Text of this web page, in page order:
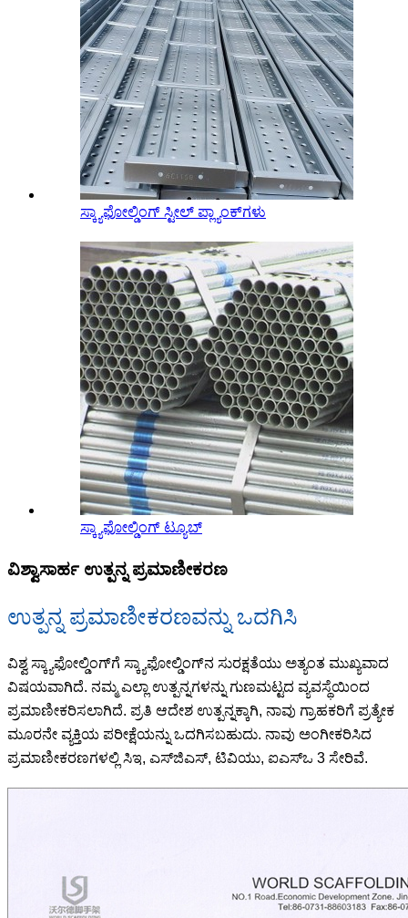
ಸ್ಕ್ಯಾಫೋಲ್ಡಿಂಗ್ ಸ್ಟೀಲ್ ಪ್ಲ್ಯಾಂಕ್‌ಗಳು
ಸ್ಕ್ಯಾಫೋಲ್ಡಿಂಗ್ ಟ್ಯೂಬ್
ವಿಶ್ವಾಸಾರ್ಹ ಉತ್ಪನ್ನ ಪ್ರಮಾಣೀಕರಣ
ಉತ್ಪನ್ನ ಪ್ರಮಾಣೀಕರಣವನ್ನು ಒದಗಿಸಿ
ವಿಶ್ವ ಸ್ಕ್ಯಾಫೋಲ್ಡಿಂಗ್‌ಗೆ ಸ್ಕ್ಯಾಫೋಲ್ಡಿಂಗ್‌ನ ಸುರಕ್ಷತೆಯು ಅತ್ಯಂತ ಮುಖ್ಯವಾದ
ವಿಷಯವಾಗಿದೆ. ನಮ್ಮ ಎಲ್ಲಾ ಉತ್ಪನ್ನಗಳನ್ನು ಗುಣಮಟ್ಟದ ವ್ಯವಸ್ಥೆಯಿಂದ
ಪ್ರಮಾಣೀಕರಿಸಲಾಗಿದೆ. ಪ್ರತಿ ಆದೇಶ ಉತ್ಪನ್ನಕ್ಕಾಗಿ, ನಾವು ಗ್ರಾಹಕರಿಗೆ ಪ್ರತ್ಯೇಕ
ಮೂರನೇ ವ್ಯಕ್ತಿಯ ಪರೀಕ್ಷೆಯನ್ನು ಒದಗಿಸಬಹುದು. ನಾವು ಅಂಗೀಕರಿಸಿದ
ಪ್ರಮಾಣೀಕರಣಗಳಲ್ಲಿ ಸಿಇ, ಎಸ್‌ಜಿಎಸ್, ಟಿವಿಯು, ಐಎಸ್‌ಒ 3 ಸೇರಿವೆ.